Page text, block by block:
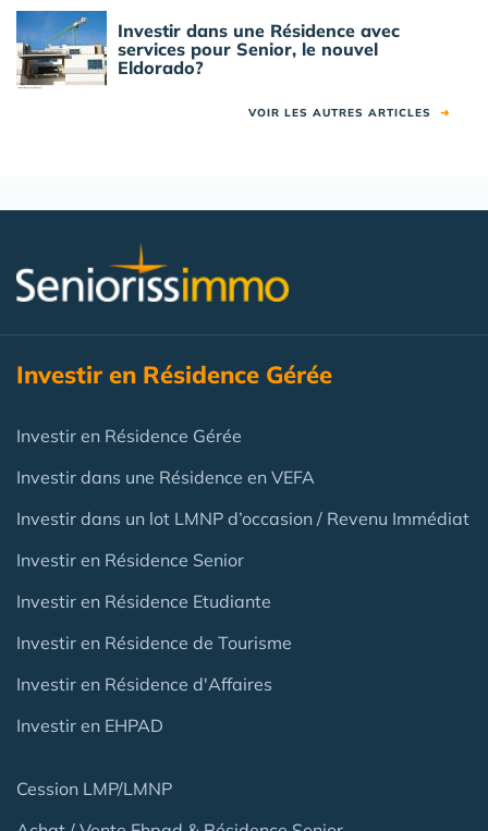
Investir dans une Résidence avec
services pour Senior, le nouvel
Eldorado?
VOIR LES AUTRES ARTICLES ➜
Investir en Résidence Gérée
Investir en Résidence Gérée
Investir dans une Résidence en VEFA
Investir dans un lot LMNP d’occasion / Revenu Immédiat
Investir en Résidence Senior
Investir en Résidence Etudiante
Investir en Résidence de Tourisme
Investir en Résidence d'Affaires
Investir en EHPAD
Cession LMP/LMNP